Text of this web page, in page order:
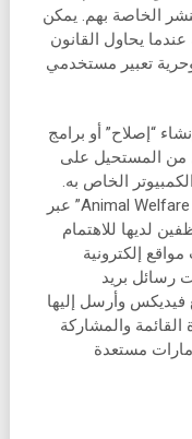
الخاصة بهم. يمكن
يحاول القانون
تعبير مستخدمي
“إصلاح” أو برامج
من المستحيل على
الخاص به.
وأشارت جمعية “Animal Welfare League of Arlington” عبر
لديها للاهتمام
إلكترونية
رسائل بريد
فيديكس وأرسل إليها
والمشاركة
مستعدة